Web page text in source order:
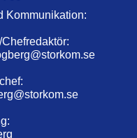
Kommunikation: